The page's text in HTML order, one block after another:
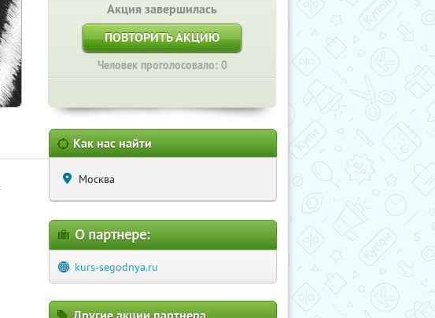
Акция завершилась
ПОВТОРИТЬ АКЦИЮ
Человек проголосовало: 0
Как нас найти
Москва
О партнере:
kurs-segodnya.ru